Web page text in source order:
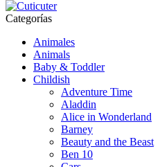
Categorías
Animales
Animals
Baby & Toddler
Childish
Adventure Time
Aladdin
Alice in Wonderland
Barney
Beauty and the Beast
Ben 10